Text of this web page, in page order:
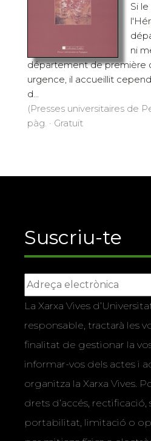
Si
ni
département de première
urgence, il accueillit
d...
(Presses universitaires de
pàg. · Gratuït
Suscriu-te
La Xarxa Vives
responsable, tractarà les
finalitat de gestionar la
informar-vos dels actes i
organitza la Xarxa Vives.
drets d’accés, rectificació,
portabilitat, limitació o